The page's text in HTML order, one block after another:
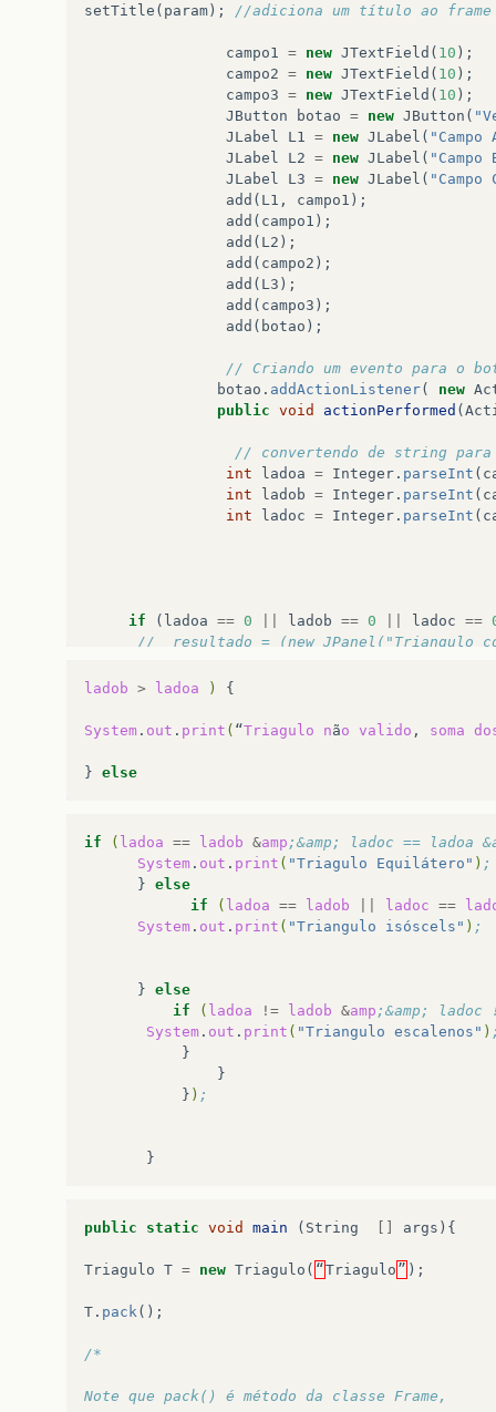
setTitle ( param ); //adiciona um título ao frame
campo1 = new JTextField ( 10 );
campo2 = new JTextField ( 10 );
campo3 = new JTextField ( 10 );
JButton
botao = new JButton (
JLabel
L1 = new JLabel ( "Campo
JLabel
L2 = new JLabel ( "Campo
JLabel
L3 = new JLabel ( "Campo
add ( L1 , campo1 );
add ( campo1 );
add ( L2 );
add ( campo2 );
add ( L3 );
add ( campo3 );
add ( botao );
// Criando um evento para o
botao . addActionListener( new
public void actionPerformed (
// convertendo de string
int
ladoa = Integer . parseInt (
int
ladob = Integer . parseInt (
int
ladoc = Integer . parseInt (
if ( ladoa == 0 ladob == 0 ladoc ==
//  resultado = (new JPanel("Triangulo
else
ladob > ladoa ) {
System . out . print ( “Triagulo não valido , soma
} else
if ( ladoa == ladob &amp ;&amp; ladoc == ladoa
System . out . print ( "Triagulo Equilátero" ) ;
} else
if
( ladoa == ladob ladoc ==
System . out . print ( "Triangulo isóscels" ) ;
} else
if
( ladoa != ladob &amp ;&amp; ladoc
System . out . print ( "Triangulo escalenos" )
} ) ;
public static void main ( String args ){
Triagulo T = new Triagulo ( “ Triagulo ” );
T . pack ();
/*
Note que pack() é método da classe Frame,